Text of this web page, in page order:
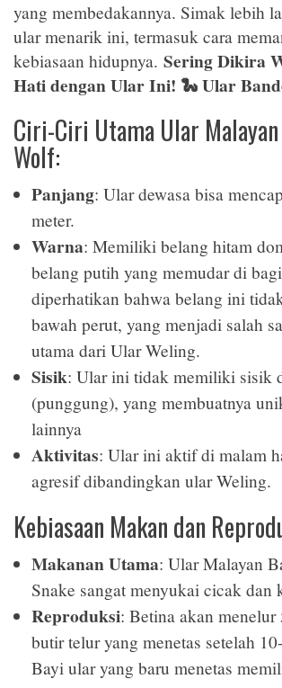
yang membedakannya. Simak lebih
ular menarik ini, termasuk cara
kebiasaan hidupnya. Sering Dikira
Hati dengan Ular Ini! 🐍 Ular
Ciri-Ciri Utama Ular Malayan
Wolf:
Panjang: Ular dewasa bisa
meter.
Warna: Memiliki belang hitam
belang putih yang memudar di
diperhatikan bahwa belang ini
bawah perut, yang menjadi salah
utama dari Ular Weling.
Sisik: Ular ini tidak memiliki sisik
(punggung), yang membuatnya
lainnya
Aktivitas: Ular ini aktif di malam
agresif dibandingkan ular Weling.
Kebiasaan Makan dan
Makanan Utama: Ular Malayan
Snake sangat menyukai cicak dan
Reproduksi: Betina akan menelur
butir telur yang menetas setelah
Bayi ular yang baru menetas